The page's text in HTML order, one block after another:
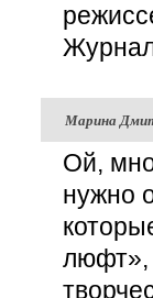
Марина
Ой,
нужно
люфт»,